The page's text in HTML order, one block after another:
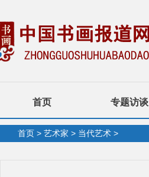
首页 专题访谈
首页 > 艺术家 > 当代艺术 >